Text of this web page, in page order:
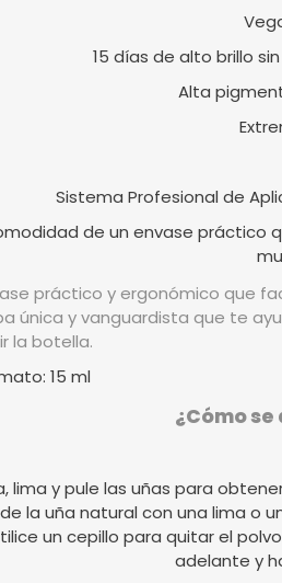
15 días de alto brillo
Alta
Sistema Profesional de
de un envase práctico
práctico y ergonómico que
única y vanguardista que te
la botella.
15 ml
¿Cómo
lima y pule las uñas para
la uña natural con una lima o
un cepillo para quitar el
adelante y